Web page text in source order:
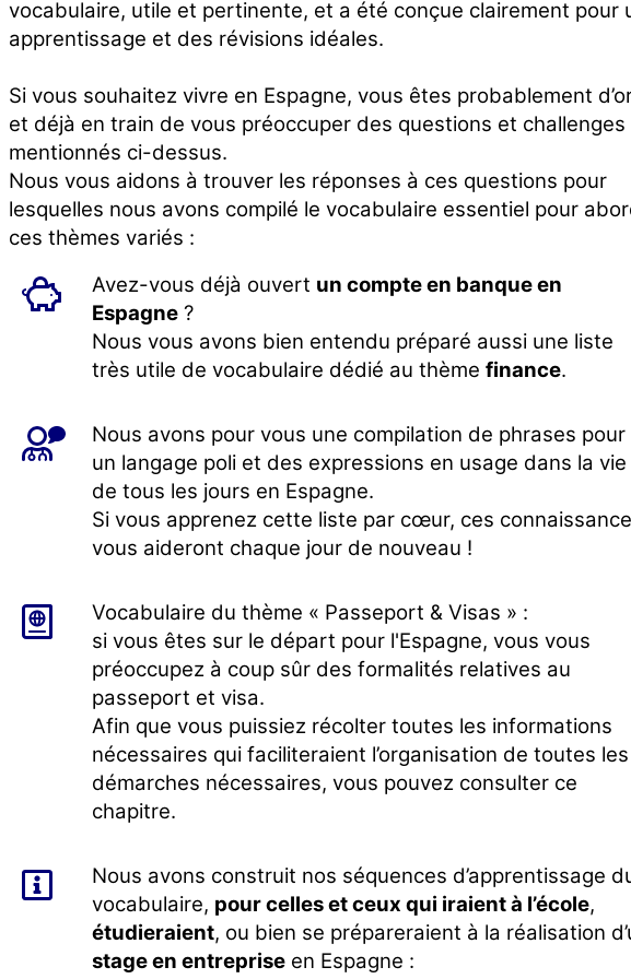
vocabulaire, utile et pertinente, et a été conçue clairement pour
apprentissage et des révisions idéales.
Si vous souhaitez vivre en Espagne, vous êtes probablement
et déjà en train de vous préoccuper des questions et challenges
mentionnés ci-dessus.
Nous vous aidons à trouver les réponses à ces questions pour
lesquelles nous avons compilé le vocabulaire essentiel pour
ces thèmes variés :
Avez-vous déjà ouvert un compte en banque en
Espagne ?
Nous vous avons bien entendu préparé aussi une liste
très utile de vocabulaire dédié au thème finance.
Nous avons pour vous une compilation de phrases pour
un langage poli et des expressions en usage dans la vie
de tous les jours en Espagne.
Si vous apprenez cette liste par cœur, ces
vous aideront chaque jour de nouveau !
Vocabulaire du thème « Passeport & Visas » :
si vous êtes sur le départ pour l'Espagne, vous vous
préoccupez à coup sûr des formalités relatives au
passeport et visa.
Afin que vous puissiez récolter toutes les informations
nécessaires qui faciliteraient l’organisation de toutes les
démarches nécessaires, vous pouvez consulter ce
chapitre.
Nous avons construit nos séquences d’apprentissage
vocabulaire, pour celles et ceux qui iraient à l’école,
étudieraient, ou bien se prépareraient à la réalisation
stage en entreprise en Espagne :